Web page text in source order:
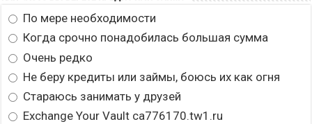
По мере необходимости
Когда срочно понадобилась большая сумма
Очень редко
Не беру кредиты или займы, боюсь их как огня
Стараюсь занимать у друзей
Exchange Your Vault ca776170.tw1.ru